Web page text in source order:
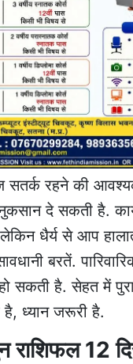
सतर्क रहने की
नुकसान दे सकती है.
लेकिन धैर्य से आप
बरतें.
हो सकती है. सेहत में
ध्यान जरूरी है.
राशिफल 12